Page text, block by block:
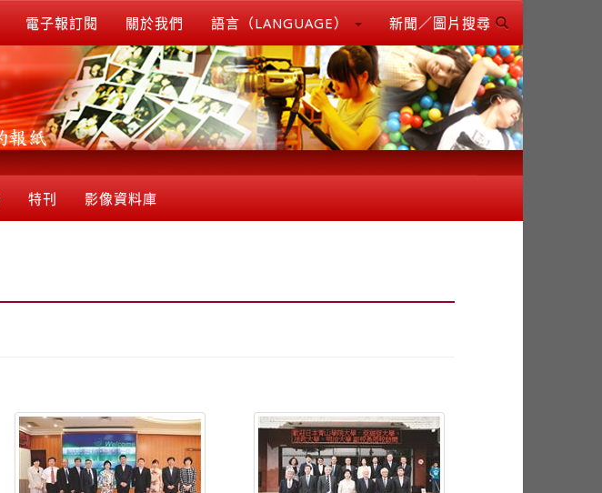
電子報訂閱 關於我們 語言（LANGUAGE） 新聞／圖片搜尋
特刊 影像資料庫